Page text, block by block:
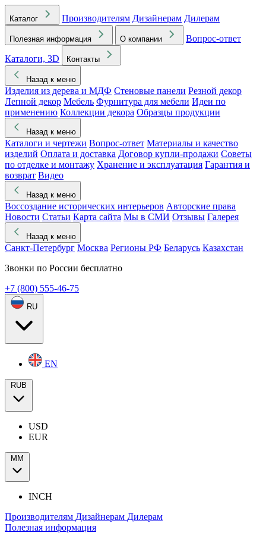
Каталог Производителям Дизайнерам Дилерам
Полезная информация О компании
Вопрос-ответ
Каталоги, 3D
Контакты
Назад к меню
Изделия из дерева и МДФ Стеновые панели Резной декор
Лепной декор Мебель Фурнитура для мебели Идеи по
применению Коллекции декора Образцы продукции
Назад к меню
Каталоги и чертежи Вопрос-ответ Материалы и качество
изделий Оплата и доставка Договор купли-продажи Советы
по отделке и монтажу Хранение и эксплуатация Гарантия и
возврат Видео
Назад к меню
Воссоздание исторических интерьеров Авторские права
Новости Статьи Карта сайта Мы в СМИ Отзывы Галерея
Назад к меню
Санкт-Петербург Москва Регионы РФ Беларусь Казахстан
Звонки по России бесплатно
+7 (800) 555-46-75
RU
EN
RUB
USD
EUR
ММ
INCH
Производителям Дизайнерам Дилерам
Полезная информация